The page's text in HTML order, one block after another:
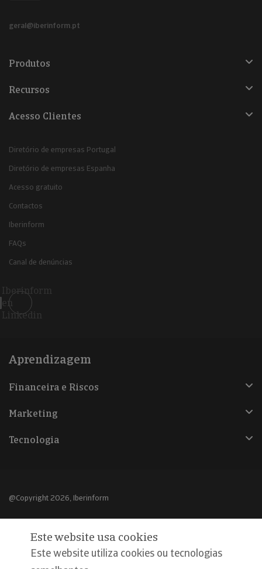
geral@iberinform.pt
Produtos
Recursos
Acesso Clientes
Diretório de empresas Portugal
Diretório de empresas Espanha
Acesso gratuito
Contactos
Iberinform
FAQs
Canal de denúncias
Iberinform
en
Linkedin
Aprendizagem
Financeira e Riscos
Marketing
Tecnologia
@Copyright 2026, Iberinform
Declaração de privacidade
Este website usa cookies
Este website utiliza cookies ou tecnologias